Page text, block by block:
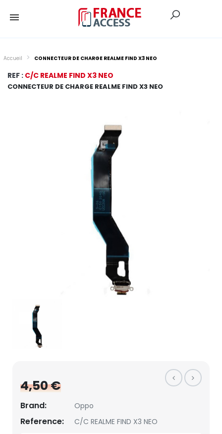
Accueil CONNECTEUR DE CHARGE REALME FIND X3 NEO
REF : C/C REALME FIND X3 NEO
CONNECTEUR DE CHARGE REALME FIND X3 NEO
4,50 €
Brand: Oppo
Reference: C/C REALME FIND X3 NEO